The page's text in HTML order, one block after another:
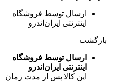
ارسال توسط فروشگاه
اینترنتی ایران‌اندرو
بازگشت
ارسال توسط فروشگاه
اینترنتی ایران‌اندرو
این کالا پس از مدت زمان